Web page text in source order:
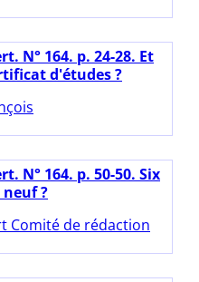
N° 164. p. 24-28. Et
d'études ?
N° 164. p. 50-50. Six
?
Comité de rédaction